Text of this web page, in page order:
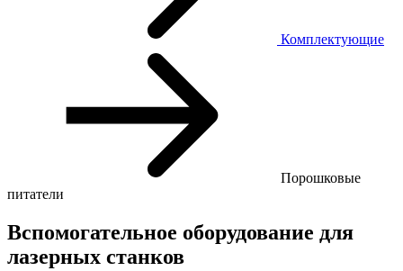
Комплектующие
Порошковые
питатели
Вспомогательное оборудование для
лазерных станков